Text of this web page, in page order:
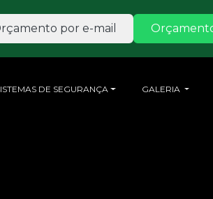
por e-mail
DE SEGURANÇA GALERIA